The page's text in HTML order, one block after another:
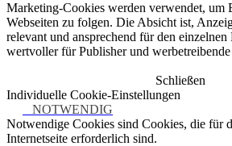
Marketing-Cookies werden verwendet, um
Webseiten zu folgen. Die Absicht ist,
relevant und ansprechend für den
wertvoller für Publisher und
Schließen
Individuelle Cookie-Einstellungen
NOTWENDIG
Notwendige Cookies sind Cookies, die für
Internetseite erforderlich sind.